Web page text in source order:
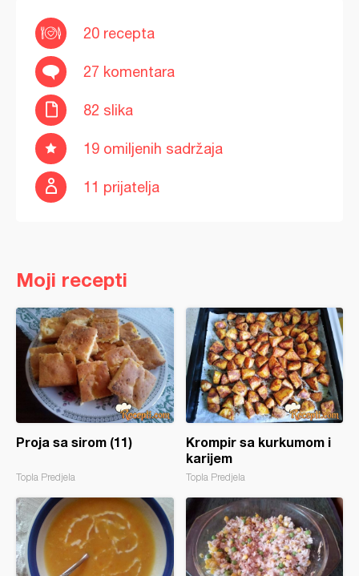
20 recepta
27 komentara
82 slika
19 omiljenih sadržaja
11 prijatelja
Moji recepti
Proja sa sirom (11)
Topla Predjela
Krompir sa kurkumom i
karijem
Topla Predjela